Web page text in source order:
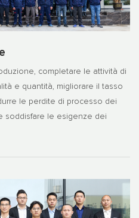
completare le attività di
e quantità, migliorare il tasso
le perdite di processo dei
soddisfare le esigenze dei